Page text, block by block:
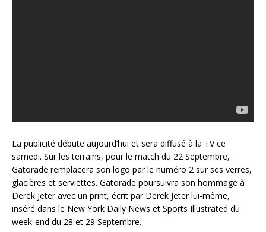
La publicité débute aujourd’hui et sera diffusé à la TV ce
samedi. Sur les terrains, pour le match du 22 Septembre,
Gatorade remplacera son logo par le numéro 2 sur ses verres,
glacières et serviettes. Gatorade poursuivra son hommage à
Derek Jeter avec un print, écrit par Derek Jeter lui-même,
inséré dans le New York Daily News et Sports Illustrated du
week-end du 28 et 29 Septembre.